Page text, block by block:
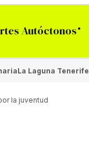
Autóctonos
La Laguna Tenerife
la juventud